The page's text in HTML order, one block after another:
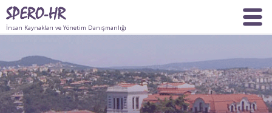
İnsan Kaynakları ve Yönetim Danışmanlığı